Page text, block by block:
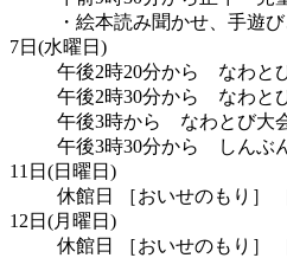
・絵本読み聞かせ、手遊
7日(水曜日)
午後2時20分から なわと
午後2時30分から なわと
午後3時から なわとび大
午後3時30分から しんぶ
11日(日曜日)
休館日 ［おいせのもり］
12日(月曜日)
休館日 ［おいせのもり］